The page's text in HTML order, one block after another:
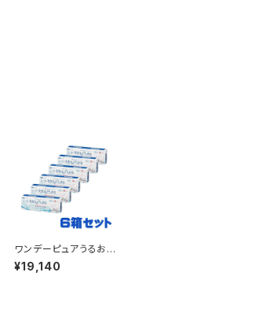
ワンデーピュアうるおい
プラス6箱セット
¥19,140